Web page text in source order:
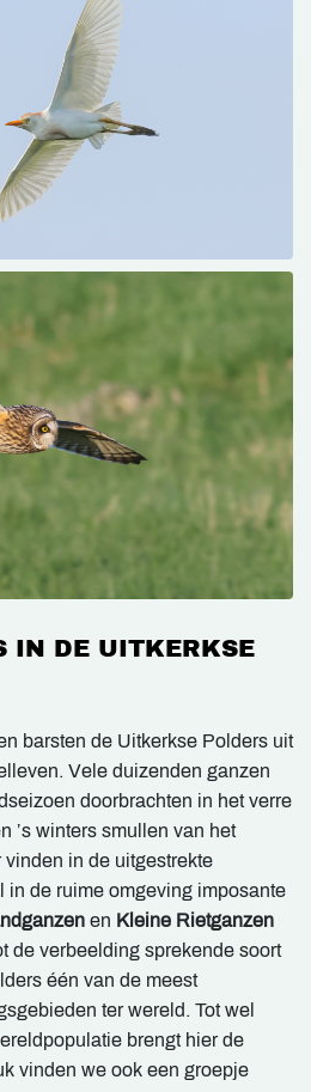
IN DE UITKERKSE
barsten de Uitkerkse Polders uit
Vele duizenden ganzen
doorbrachten in het verre
’s winters smullen van het
in de uitgestrekte
in de ruime omgeving imposante
en Kleine Rietganzen
de verbeelding sprekende soort
één van de meest
ter wereld. Tot wel
brengt hier de
vinden we ook een groepje